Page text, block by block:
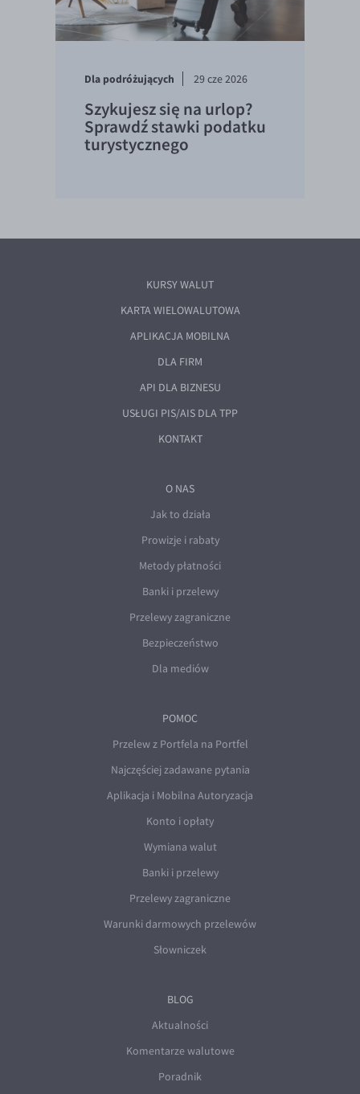
Dla podróżujących 29 cze 2026
Szykujesz się na urlop?
Sprawdź stawki podatku
turystycznego
KURSY WALUT
KARTA WIELOWALUTOWA
APLIKACJA MOBILNA
DLA FIRM
API DLA BIZNESU
USŁUGI PIS/AIS DLA TPP
KONTAKT
O NAS
Jak to działa
Prowizje i rabaty
Metody płatności
Banki i przelewy
Przelewy zagraniczne
Bezpieczeństwo
Dla mediów
POMOC
Przelew z Portfela na Portfel
Najczęściej zadawane pytania
Aplikacja i Mobilna Autoryzacja
Konto i opłaty
Wymiana walut
Banki i przelewy
Przelewy zagraniczne
Warunki darmowych przelewów
Słowniczek
BLOG
Aktualności
Komentarze walutowe
Poradnik